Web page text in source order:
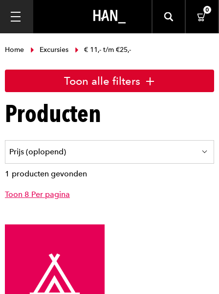
0
Home Excursies € 11,- t/m €25,-
Toon alle filters
Producten
1 producten gevonden
Toon 8 Per pagina